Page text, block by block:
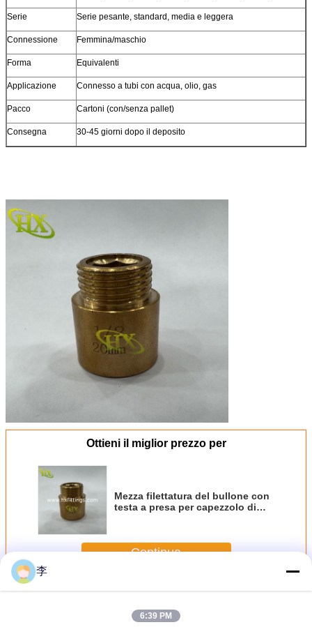
Serie Serie pesante, standard, media e leggera
Connessione Femmina/maschio
Forma Equivalenti
Applicazione Connesso a tubi con acqua, olio, gas
Pacco Cartoni (con/senza pallet)
Consegna 30-45 giorni dopo il deposito
Ottieni il miglior prezzo per
Mezza filettatura del bullone con
testa a presa per capezzolo di
Continua
PiùAccessorio per tubi d'ottone
李
6:39 PM